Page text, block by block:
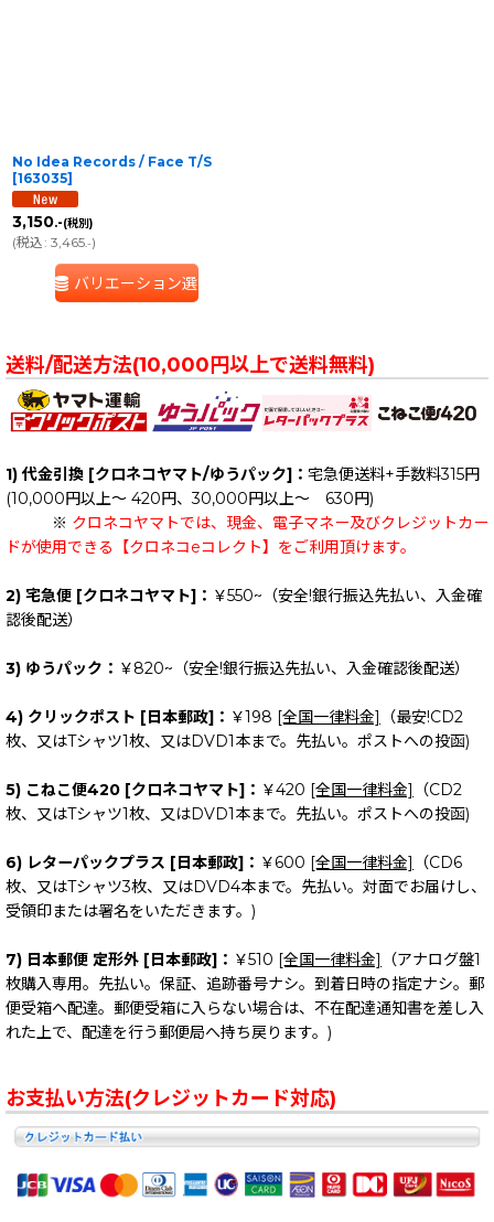
No Idea Records / Face T/S
[163035]
3,150.-(税別)
(税込: 3,465.-)
バリエーション選択
送料/配送方法(10,000円以上で送料無料)
1) 代金引換 [クロネコヤマト/ゆうパック]： 宅急便送料+手数料315円
(10,000円以上～ 420円、30,000円以上～ 630円)
※ クロネコヤマトでは、現金、電子マネー及びクレジットカー
ドが使用できる【クロネコeコレクト】をご利用頂けます。
2) 宅急便 [クロネコヤマト]： ￥550~（安全!銀行振込先払い、入金確
認後配送）
3) ゆうパック： ￥820~（安全!銀行振込先払い、入金確認後配送）
4) クリックポスト [日本郵政]： ￥198 [全国一律料金]
（最安!CD2
枚、又はTシャツ1枚、又はDVD1本まで。先払い。ポストへの投函)
5) こねこ便420 [クロネコヤマト]： ￥420 [全国一律料金]
（CD2
枚、又はTシャツ1枚、又はDVD1本まで。先払い。ポストへの投函)
6) レターパックプラス [日本郵政]： ￥600 [全国一律料金]
（CD6
枚、又はTシャツ3枚、又はDVD4本まで。先払い。対面でお届けし、
受領印または署名をいただきます。)
7) 日本郵便 定形外 [日本郵政]： ￥510 [全国一律料金]
（アナログ盤1
枚購入専用。先払い。保証、追跡番号ナシ。到着日時の指定ナシ。郵
便受箱へ配達。郵便受箱に入らない場合は、不在配達通知書を差し入
れた上で、配達を行う郵便局へ持ち戻ります。)
お支払い方法(クレジットカード対応)